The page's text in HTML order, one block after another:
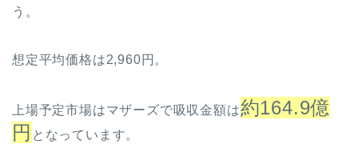
う。
想定平均価格は2,960円。
上場予定市場はマザーズで吸収金額は約164.9億
円 となっています。